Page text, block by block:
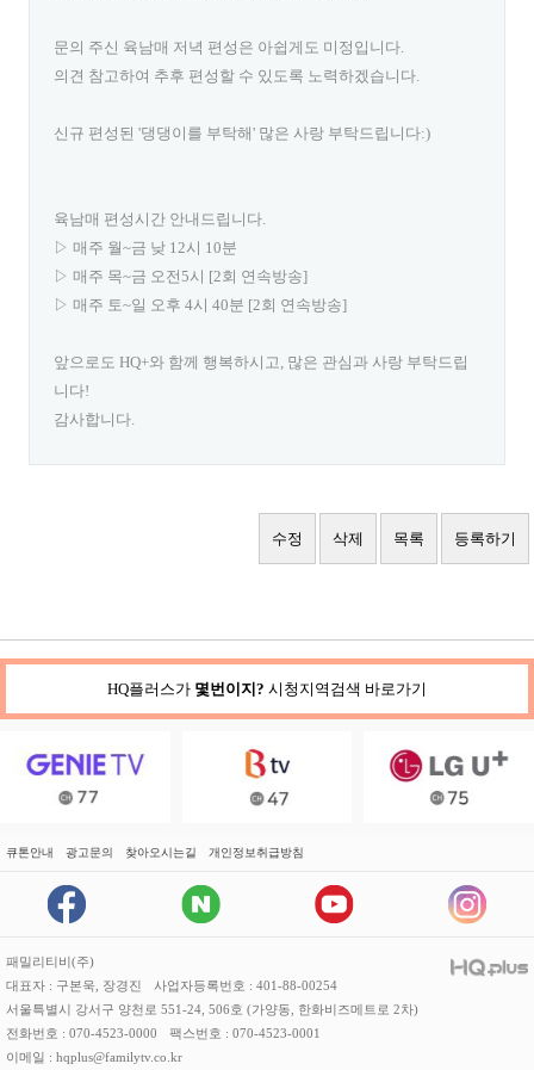
문의 주신 육남매 저녁 편성은 아쉽게도 미정입니다.
의견 참고하여 추후 편성할 수 있도록 노력하겠습니다.
신규 편성된 '댕댕이를 부탁해' 많은 사랑 부탁드립니다:)
육남매 편성시간 안내드립니다.
▷ 매주 월~금 낮 12시 10분
▷ 매주 목~금 오전5시 [2회 연속방송]
▷ 매주 토~일 오후 4시 40분 [2회 연속방송]
앞으로도 HQ+와 함께 행복하시고, 많은 관심과 사랑 부탁드립
니다!
감사합니다.
수정 삭제 목록 등록하기
HQ플러스가 몇번이지? 시청지역검색 바로가기
큐톤안내 광고문의 찾아오시는길 개인정보취급방침
패밀리티비(주)
대표자 : 구본욱, 장경진
사업자등록번호 : 401-88-00254
서울특별시 강서구 양천로 551-24, 506호 (가양동, 한화비즈메트로 2차)
전화번호 : 070-4523-0000
팩스번호 : 070-4523-0001
이메일 : hqplus@familytv.co.kr